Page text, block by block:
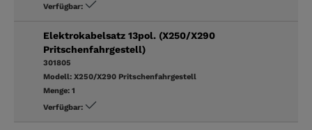
Verfügbar:
Elektrokabelsatz 13pol. (X250/X290
Pritschenfahrgestell)
301805
Modell: X250/X290 Pritschenfahrgestell
Menge: 1
Verfügbar: